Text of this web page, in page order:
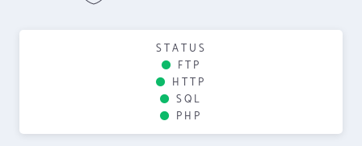
STATUS
FTP
HTTP
SQL
PHP